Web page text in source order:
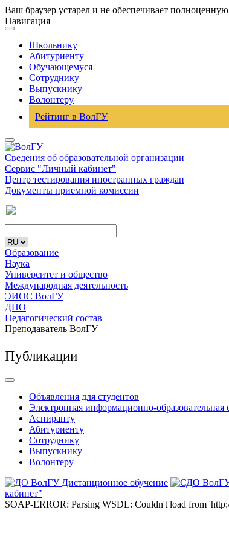
Ваш браузер устарел и не обеспечивает
Навигация
Школьнику
Абитуриенту
Обучающемуся
Сотруднику
Выпускнику
Волонтеру
Рейтинг в ВолГУ
Сведения об образовательной организации
Сервис "Личный кабинет"
Центр тестирования иностранных граждан
Документы приемной комиссии
Образование
Наука
Университет и общество
Международная деятельность
ЭИОС ВолГУ
ДПО
Педагогический состав
Преподаватель ВолГУ
Публикации
Объявления для студентов
Электронная информационно-образовательная
Аспиранту
Абитуриенту
Сотруднику
Выпускнику
Волонтеру
Дистанционное обучение
кабинет"
SOAP-ERROR: Parsing WSDL: Couldn't load from